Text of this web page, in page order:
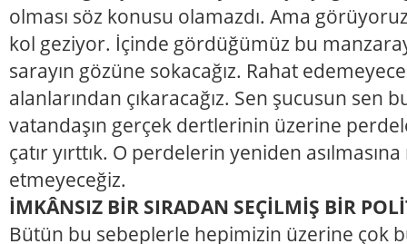
olması söz konusu olamazdı. Ama
kol geziyor. İçinde gördüğümüz bu
sarayın gözüne sokacağız. Rahat
alanlarından çıkaracağız. Sen şucusun sen
vatandaşın gerçek dertlerinin üzerine
çatır yırttık. O perdelerin yeniden
etmeyeceğiz.
İMKÂNSIZ BİR SIRADAN SEÇİLMİŞ BİR
Bütün bu sebeplerle hepimizin üzerine çok